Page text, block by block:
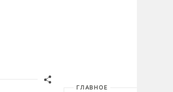
ГЛАВНОЕ